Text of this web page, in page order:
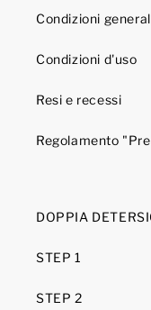
Condizioni
Condizioni d'uso
Resi e recessi
Regolamento
DOPPIA
STEP 1
STEP 2